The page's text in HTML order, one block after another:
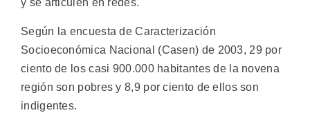
y se articulen en redes.
Según la encuesta de Caracterización
Socioeconómica Nacional (Casen) de 2003, 29 por
ciento de los casi 900.000 habitantes de la novena
región son pobres y 8,9 por ciento de ellos son
indigentes.